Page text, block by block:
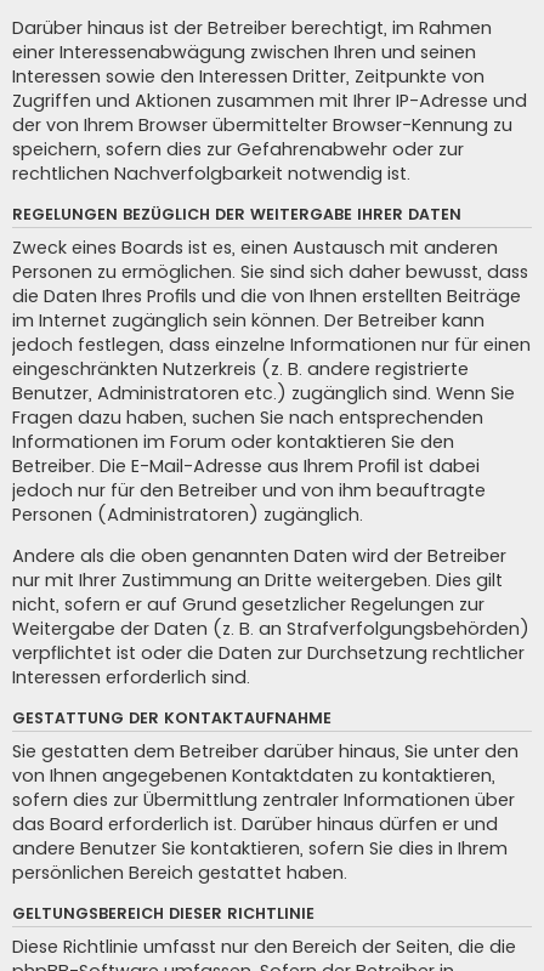
Darüber hinaus ist der Betreiber berechtigt, im Rahmen
einer Interessenabwägung zwischen Ihren und seinen
Interessen sowie den Interessen Dritter, Zeitpunkte von
Zugriffen und Aktionen zusammen mit Ihrer IP-Adresse und
der von Ihrem Browser übermittelter Browser-Kennung zu
speichern, sofern dies zur Gefahrenabwehr oder zur
rechtlichen Nachverfolgbarkeit notwendig ist.
REGELUNGEN BEZÜGLICH DER WEITERGABE IHRER DATEN
Zweck eines Boards ist es, einen Austausch mit anderen
Personen zu ermöglichen. Sie sind sich daher bewusst, dass
die Daten Ihres Profils und die von Ihnen erstellten Beiträge
im Internet zugänglich sein können. Der Betreiber kann
jedoch festlegen, dass einzelne Informationen nur für einen
eingeschränkten Nutzerkreis (z. B. andere registrierte
Benutzer, Administratoren etc.) zugänglich sind. Wenn Sie
Fragen dazu haben, suchen Sie nach entsprechenden
Informationen im Forum oder kontaktieren Sie den
Betreiber. Die E-Mail-Adresse aus Ihrem Profil ist dabei
jedoch nur für den Betreiber und von ihm beauftragte
Personen (Administratoren) zugänglich.
Andere als die oben genannten Daten wird der Betreiber
nur mit Ihrer Zustimmung an Dritte weitergeben. Dies gilt
nicht, sofern er auf Grund gesetzlicher Regelungen zur
Weitergabe der Daten (z. B. an Strafverfolgungsbehörden)
verpflichtet ist oder die Daten zur Durchsetzung rechtlicher
Interessen erforderlich sind.
GESTATTUNG DER KONTAKTAUFNAHME
Sie gestatten dem Betreiber darüber hinaus, Sie unter den
von Ihnen angegebenen Kontaktdaten zu kontaktieren,
sofern dies zur Übermittlung zentraler Informationen über
das Board erforderlich ist. Darüber hinaus dürfen er und
andere Benutzer Sie kontaktieren, sofern Sie dies in Ihrem
persönlichen Bereich gestattet haben.
GELTUNGSBEREICH DIESER RICHTLINIE
Diese Richtlinie umfasst nur den Bereich der Seiten, die die